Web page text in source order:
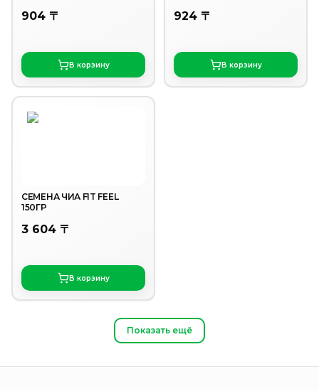
904 〒
В корзину
924 〒
В корзину
СЕМЕНА ЧИА FIT FEEL
150ГР
3 604 〒
В корзину
Показать ещё